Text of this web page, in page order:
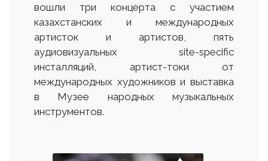
вошли три концерта с участием
казахстанских и международных
артисток и артистов, пять
аудиовизуальных site-specific
инсталляций, артист-токи от
международных художников и выставка
в Музее народных музыкальных
инструментов.